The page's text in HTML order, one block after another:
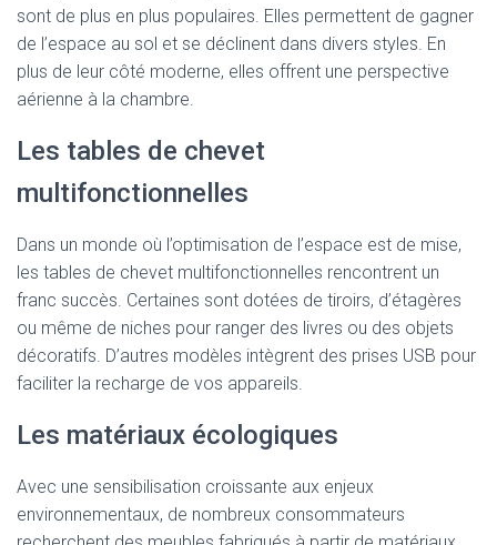
sont de plus en plus populaires. Elles permettent de gagner
de l’espace au sol et se déclinent dans divers styles. En
plus de leur côté moderne, elles offrent une perspective
aérienne à la chambre.
Les tables de chevet
multifonctionnelles
Dans un monde où l’optimisation de l’espace est de mise,
les tables de chevet multifonctionnelles rencontrent un
franc succès. Certaines sont dotées de tiroirs, d’étagères
ou même de niches pour ranger des livres ou des objets
décoratifs. D’autres modèles intègrent des prises USB pour
faciliter la recharge de vos appareils.
Les matériaux écologiques
Avec une sensibilisation croissante aux enjeux
environnementaux, de nombreux consommateurs